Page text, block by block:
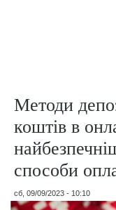
Методи
коштів в
способи
сб, 09/09/2023 - 10:10